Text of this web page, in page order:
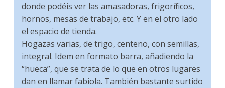
donde podéis ver las amasadoras, frigoríficos,
hornos, mesas de trabajo, etc. Y en el otro lado
el espacio de tienda.
Hogazas varias, de trigo, centeno, con semillas,
integral. Idem en formato barra, añadiendo la
“hueca”, que se trata de lo que en otros lugares
dan en llamar fabiola. También bastante surtido